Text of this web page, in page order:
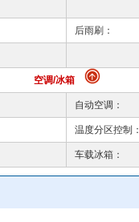
后雨刷：
空调/冰箱
自动空调：
温度分区控制：
车载冰箱：